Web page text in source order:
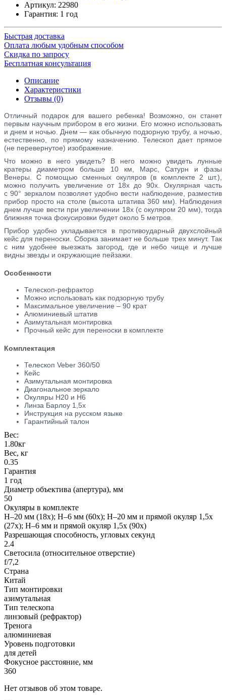
Артикул: 22980
Гарантия: 1 год
Быстрая доставка
Оплата любым удобным способом
Скидка по запросу
Бесплатная консультация
Описание
Характеристики
Отзывы (0)
Отличный подарок для вашего ребенка! Возможно, он станет
первым научным прибором в его жизни. Его можно использовать
и днем и ночью. Днем — как обычную подзорную трубу, а ночью,
естественно, по прямому назначению. Телескоп дает прямое
(не перевернутое) изображение.
Что можно в него увидеть? В него можно увидеть лунные
кратеры диаметром больше 10 км, Марс, Сатурн и фазы
Венеры. С помощью сменных окуляров (в комплекте 2 шт.),
можно получить увеличение от 18х до 90х. Окулярная часть
с 90° зеркалом позволяет удобно вести наблюдение, разместив
прибор просто на столе (высота штатива 360 мм). Наблюдения
днем лучше вести при увеличении 18х (с окуляром 20 мм), тогда
ближняя точка фокусировки будет около 5 метров.
Прибор удобно укладывается в противоударный двухслойный
кейс для переноски. Сборка занимает не больше трех минут. Так
с ним удобнее выезжать загород, где и небо чище и лучше
видны звезды и окружающие пейзажи.
Особенности
Телескоп-рефрактор
Можно использовать как подзорную трубу
Максимальное увеличение – 90 крат
Алюминиевый штатив
Азимутальная монтировка
Прочный кейс для переноски в комплекте
Комплектация
Телескоп Veber 360/50
Кейс
Азимутальная монтировка
Диагональное зеркало
Окуляры Н20 и Н6
Линза Барлоу 1,5х
Инструкция на русском языке
Гарантийный талон
Вес:
1.80кг
Вес, кг
0.35
Гарантия
1 год
Диаметр объектива (апертура), мм
50
Окуляры в комплекте
H–20 мм (18x); H–6 мм (60x); H–20 мм и прямой окуляр 1,5x
(27x); H–6 мм и прямой окуляр 1,5x (90x)
Разрешающая способность, угловых секунд
2.4
Светосила (относительное отверстие)
f/7,2
Страна
Китай
Тип монтировки
азимутальная
Тип телескопа
линзовый (рефрактор)
Тренога
алюминиевая
Уровень подготовки
для детей
Фокусное расстояние, мм
360
Нет отзывов об этом товаре.